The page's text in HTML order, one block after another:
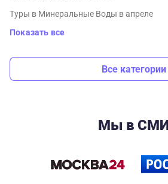
Туры в Минеральные Воды в апреле
Показать все
Все категории
Мы в